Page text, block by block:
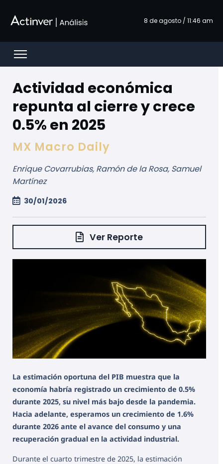
8 de agosto / 11:46 am
Open menu
Actividad económica
repunta al cierre y crece
0.5% en 2025
MX Macro Daily
Enrique Covarrubias, Ramón de la Rosa, Samuel
Martínez
30/01/2026
Ver Reporte
La estimación oportuna del PIB muestra que la
economía habría registrado un crecimiento de 0.5%
durante 2025, su nivel más bajo desde la pandemia.
Hacia adelante, esperamos un crecimiento de 1.6%
durante 2026 ante el avance del consumo y una
recuperación gradual en la actividad industrial.
Durante el cuarto trimestre de 2025, la estimación